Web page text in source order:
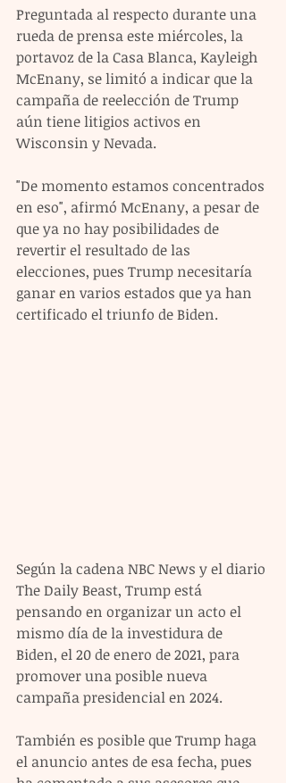
Preguntada al respecto durante una
rueda de prensa este miércoles, la
portavoz de la Casa Blanca, Kayleigh
McEnany, se limitó a indicar que la
campaña de reelección de Trump
aún tiene litigios activos en
Wisconsin y Nevada.
"De momento estamos concentrados
en eso", afirmó McEnany, a pesar de
que ya no hay posibilidades de
revertir el resultado de las
elecciones, pues Trump necesitaría
ganar en varios estados que ya han
certificado el triunfo de Biden.
Según la cadena NBC News y el diario
The Daily Beast, Trump está
pensando en organizar un acto el
mismo día de la investidura de
Biden, el 20 de enero de 2021, para
promover una posible nueva
campaña presidencial en 2024.
También es posible que Trump haga
el anuncio antes de esa fecha, pues